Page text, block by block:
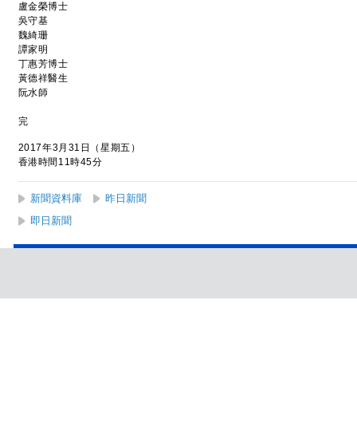
盧金榮博士
吳守基
魏綺珊
譚家明
丁惠芳博士
黃德祥醫生
阮水師
完
2017年3月31日（星期五）
香港時間11時45分
新聞資料庫
昨日新聞
即日新聞